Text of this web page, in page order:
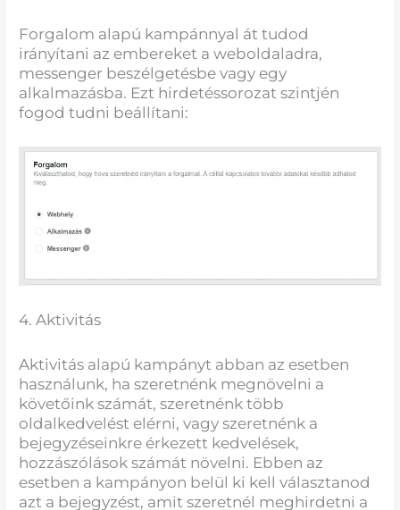
Forgalom alapú kampánnyal át tudod
irányítani az embereket a weboldaladra,
messenger beszélgetésbe vagy egy
alkalmazásba. Ezt hirdetéssorozat szintjén
fogod tudni beállítani:
4. Aktivitás
Aktivitás alapú kampányt abban az esetben
használunk, ha szeretnénk megnövelni a
követőink számát, szeretnénk több
oldalkedvelést elérni, vagy szeretnénk a
bejegyzéseinkre érkezett kedvelések,
hozzászólások számát növelni. Ebben az
esetben a kampányon belül ki kell választanod
azt a bejegyzést, amit szeretnél meghirdetni a